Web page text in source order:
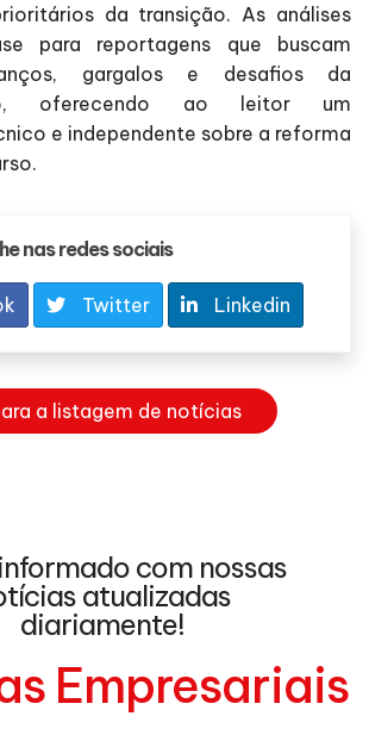
da transição. As análises
para reportagens que buscam
gargalos e desafios da
oferecendo ao leitor um
e independente sobre a reforma
nas redes sociais
Twitter Linkedin
a listagem de notícias
com nossas
atualizadas
diariamente!
Empresariais